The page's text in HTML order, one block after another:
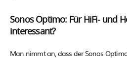
Sonos Optimo: Für HiFi- und
interessant?
Man nimmt an, dass der Sonos